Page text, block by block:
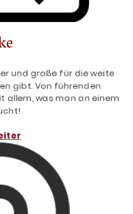
und große für die weite
gibt. Von führenden
allem, was man an einem